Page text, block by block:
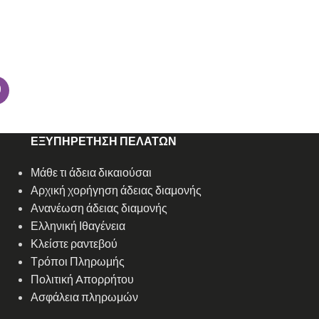
ΕΞΥΠΗΡΕΤΗΣΗ ΠΕΛΑΤΩΝ
Μάθε τι άδεια δικαιούσαι
Αρχική χορήγηση άδειας διαμονής
Ανανέωση άδειας διαμονής
Ελληνική Ιθαγένεια
Κλείστε ραντεβού
Τρόποι Πληρωμής
Πολιτική Aπορρήτου
Ασφάλεια πληρωμών